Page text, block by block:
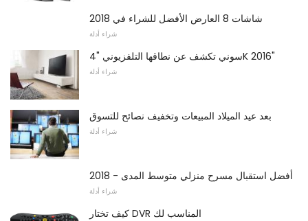
شاشات 8 العارض الأفضل للشراء في 2018
شراء أدلة
سوني تكشف عن نطاقها التلفزيوني "4K 2016"
شراء أدلة
بعد عيد الميلاد المبيعات وتخفيف نصائح للتسوق
شراء أدلة
أفضل استقبال مسرح منزلي متوسط ​​المدى - 2018
شراء أدلة
كيف تختار DVR المناسب لك